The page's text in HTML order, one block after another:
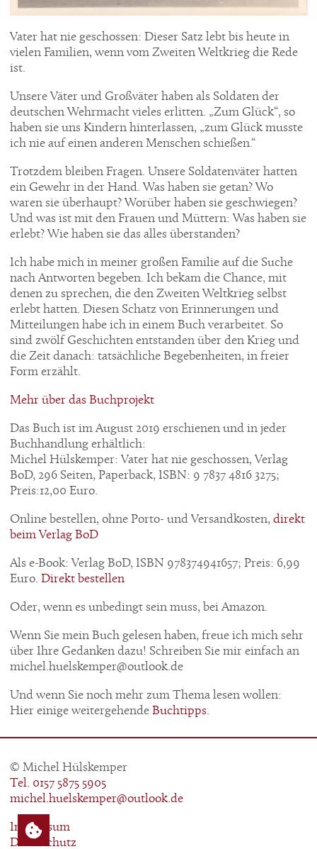
Vater hat nie geschossen: Dieser Satz lebt bis heute in
vielen Familien, wenn vom Zweiten Weltkrieg die Rede
ist.
Unsere Väter und Großväter haben als Soldaten der
deutschen Wehrmacht vieles erlitten. „Zum Glück“, so
haben sie uns Kindern hinterlassen, „zum Glück musste
ich nie auf einen anderen Menschen schießen.“
Trotzdem bleiben Fragen. Unsere Soldatenväter hatten
ein Gewehr in der Hand. Was haben sie getan? Wo
waren sie überhaupt? Worüber haben sie geschwiegen?
Und was ist mit den Frauen und Müttern: Was haben sie
erlebt? Wie haben sie das alles überstanden?
Ich habe mich in meiner großen Familie auf die Suche
nach Antworten begeben. Ich bekam die Chance, mit
denen zu sprechen, die den Zweiten Weltkrieg selbst
erlebt hatten. Diesen Schatz von Erinnerungen und
Mitteilungen habe ich in einem Buch verarbeitet. So
sind zwölf Geschichten entstanden über den Krieg und
die Zeit danach: tatsächliche Begebenheiten, in freier
Form erzählt.
Mehr über das Buchprojekt
Das Buch ist im August 2019 erschienen und in jeder
Buchhandlung erhältlich:
Michel Hülskemper: Vater hat nie geschossen, Verlag
BoD, 296 Seiten, Paperback, ISBN: 9 7837 4816 3275;
Preis:12,00 Euro.
Online bestellen, ohne Porto- und Versandkosten, direkt
beim Verlag BoD
Als e-Book: Verlag BoD, ISBN 978374941657; Preis: 6,99
Euro. Direkt bestellen
Oder, wenn es unbedingt sein muss, bei Amazon.
Wenn Sie mein Buch gelesen haben, freue ich mich sehr
über Ihre Gedanken dazu! Schreiben Sie mir einfach an
michel.huelskemper@outlook.de
Und wenn Sie noch mehr zum Thema lesen wollen:
Hier einige weitergehende Buchtipps.
© Michel Hülskemper
Tel. 0157 5875 5905
michel.huelskemper@outlook.de
Impressum
Datenschutz